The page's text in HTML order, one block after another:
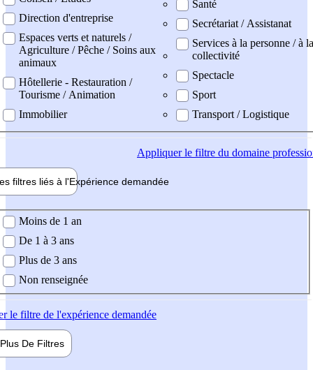
Direction d'entreprise
Espaces verts et naturels /
Agriculture / Pêche / Soins aux
animaux
Hôtellerie - Restauration /
Tourisme / Animation
Immobilier
Santé
Secrétariat / Assistanat
Services à la personne / à la
collectivité
Spectacle
Sport
Transport / Logistique
Appliquerle filtre du domaine
filtres liés à l'Expérience demandée
demandée
Moins de 1 an
De 1 à 3 ans
Plus de 3 ans
Non renseignée
le filtre de l'expérience demandée
Plus De Filtres